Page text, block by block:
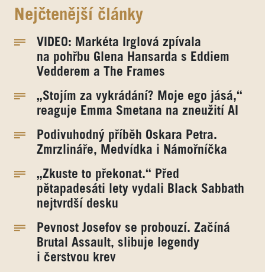
Nejčtenější články
VIDEO: Markéta Irglová zpívala
na pohřbu Glena Hansarda s Eddiem
Vedderem a The Frames
„Stojím za vykrádání? Moje ego jásá,“
reaguje Emma Smetana na zneužití AI
Podivuhodný příběh Oskara Petra.
Zmrzlináře, Medvídka i Námořníčka
„Zkuste to překonat.“ Před
pětapadesáti lety vydali Black Sabbath
nejtvrdší desku
Pevnost Josefov se probouzí. Začíná
Brutal Assault, slibuje legendy
i čerstvou krev